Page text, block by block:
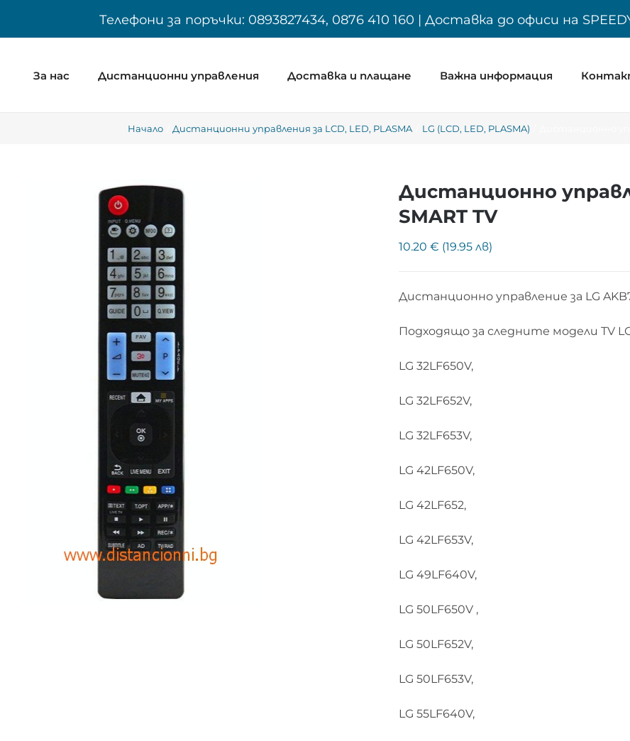
Телефони за поръчки: 0893827434, 0876 410 160 | Доставка до офиси на
За нас Дистанционни управления Доставка и плащане Важна информация
Начало Дистанционни управления за LCD, LED, PLASMA LG (LCD, LED, PLASMA)
Дистанционно
SMART TV
10.20 € (19.95 лв)
Дистанционно управление за LG
Подходящо за следните модели TV
LG 32LF650V,
LG 32LF652V,
LG 32LF653V,
LG 42LF650V,
LG 42LF652,
LG 42LF653V,
LG 49LF640V,
LG 50LF650V ,
LG 50LF652V,
LG 50LF653V,
LG 55LF640V,